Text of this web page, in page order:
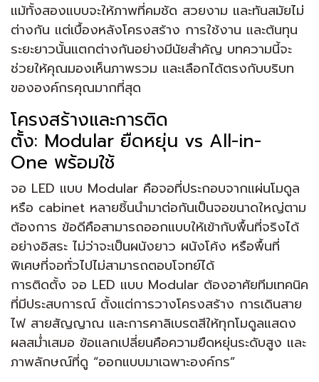
แม้ทั้งสองแบบจะให้ภาพที่คมชัด สวยงาม และทันสมัยไม่
ต่างกัน แต่เบื้องหลังโครงสร้าง การใช้งาน และต้นทุน
ระยะยาวนั้นแตกต่างกันอย่างมีนัยสำคัญ บทความนี้จะ
ช่วยให้คุณมองเห็นภาพรวม และเลือกได้ตรงกับบริบท
ขององค์กรคุณมากที่สุด
โครงสร้างและการติด
ตั้ง: Modular ยืดหยุ่น vs All-in-
One พร้อมใช้
จอ LED แบบ Modular คือจอที่ประกอบจากแผ่นโมดูล
หรือ cabinet หลายชิ้นนำมาต่อกันเป็นจอขนาดใหญ่ตาม
ต้องการ ข้อดีคือสามารถออกแบบให้เข้ากับพื้นที่จริงได้
อย่างอิสระ ไม่ว่าจะเป็นผนังยาว ผนังโค้ง หรือพื้นที่
พิเศษที่จอทั่วไปไม่สามารถตอบโจทย์ได้
การติดตั้ง จอ LED แบบ Modular ต้องอาศัยทีมเทคนิค
ที่มีประสบการณ์ ตั้งแต่การวางโครงสร้าง การเดินสาย
ไฟ สายสัญญาณ และการคาลิเบรตสีให้ทุกโมดูลแสดง
ผลสม่ำเสมอ ข้อแลกเปลี่ยนคือความยืดหยุ่นระดับสูง และ
ภาพลักษณ์ที่ดู “ออกแบบมาเฉพาะองค์กร”